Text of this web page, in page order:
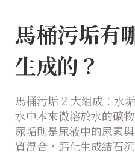
馬桶污垢有
生成的？
馬桶污垢 2 大組成：水
水中本來微溶於水的礦
尿垢則是尿液中的尿素
質混合，鈣化生成結石